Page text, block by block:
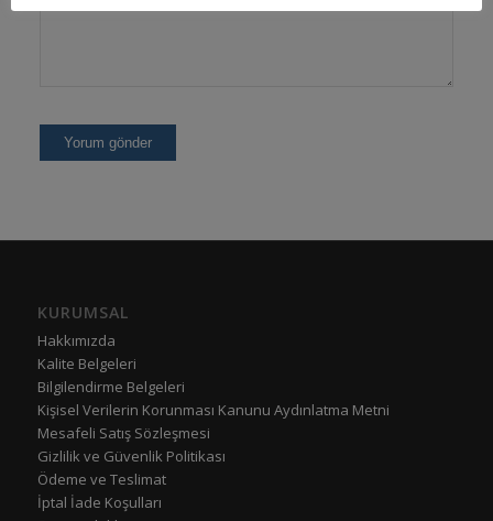
KURUMSAL
Hakkımızda
Kalite Belgeleri
Bilgilendirme Belgeleri
Kişisel Verilerin Korunması Kanunu Aydınlatma Metni
Mesafeli Satış Sözleşmesi
Gizlilik ve Güvenlik Politikası
Ödeme ve Teslimat
İptal İade Koşulları